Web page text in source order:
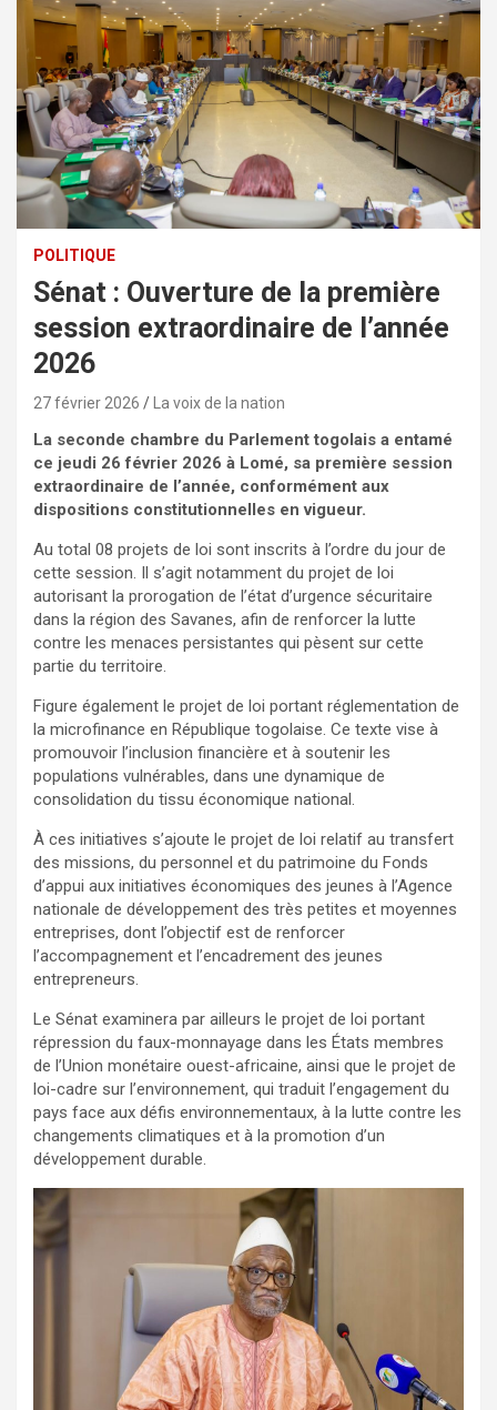
POLITIQUE
Sénat : Ouverture de la première
session extraordinaire de l’année
2026
27 février 2026 La voix de la nation
La seconde chambre du Parlement togolais a entamé
ce jeudi 26 février 2026 à Lomé, sa première session
extraordinaire de l’année, conformément aux
dispositions constitutionnelles en vigueur.
Au total 08 projets de loi sont inscrits à l’ordre du jour de
cette session. Il s’agit notamment du projet de loi
autorisant la prorogation de l’état d’urgence sécuritaire
dans la région des Savanes, afin de renforcer la lutte
contre les menaces persistantes qui pèsent sur cette
partie du territoire.
Figure également le projet de loi portant réglementation de
la microfinance en République togolaise. Ce texte vise à
promouvoir l’inclusion financière et à soutenir les
populations vulnérables, dans une dynamique de
consolidation du tissu économique national.
À ces initiatives s’ajoute le projet de loi relatif au transfert
des missions, du personnel et du patrimoine du Fonds
d’appui aux initiatives économiques des jeunes à l’Agence
nationale de développement des très petites et moyennes
entreprises, dont l’objectif est de renforcer
l’accompagnement et l’encadrement des jeunes
entrepreneurs.
Le Sénat examinera par ailleurs le projet de loi portant
répression du faux-monnayage dans les États membres
de l’Union monétaire ouest-africaine, ainsi que le projet de
loi-cadre sur l’environnement, qui traduit l’engagement du
pays face aux défis environnementaux, à la lutte contre les
changements climatiques et à la promotion d’un
développement durable.